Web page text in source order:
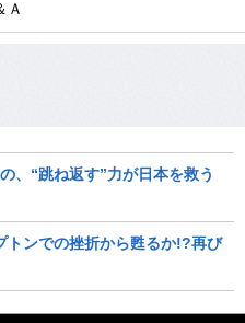
Ａ
、“跳ね返す”力が日本を救う
トンでの挫折から甦るか!?再び